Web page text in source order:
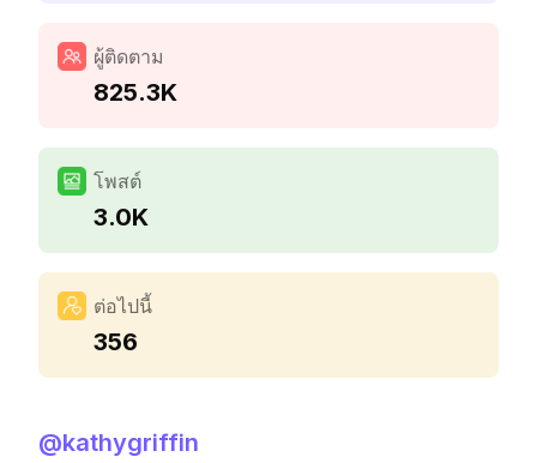
ผู้ติดตาม
825.3K
โพสต์
3.0K
ต่อไปนี้
356
@kathygriffin